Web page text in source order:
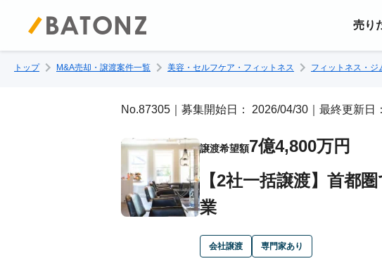
売り
トップ M&A売却・譲渡案件一覧 美容・セルフケア・フィットネス フィットネス・ジ
No.87305｜募集開始日： 2026/04/30｜最終更新
譲渡希望額7億4,800万円
【2社一括譲渡】首都
業
会社譲渡 専門家あり